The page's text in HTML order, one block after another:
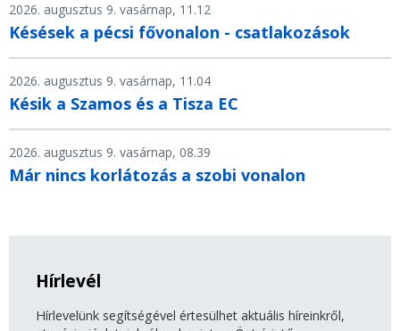
2026. augusztus 9. vasárnap, 11.12
Késések a pécsi fővonalon - csatlakozások
2026. augusztus 9. vasárnap, 11.04
Késik a Szamos és a Tisza EC
2026. augusztus 9. vasárnap, 08.39
Már nincs korlátozás a szobi vonalon
Hírlevél
Hírlevelünk segítségével értesülhet aktuális híreinkről,